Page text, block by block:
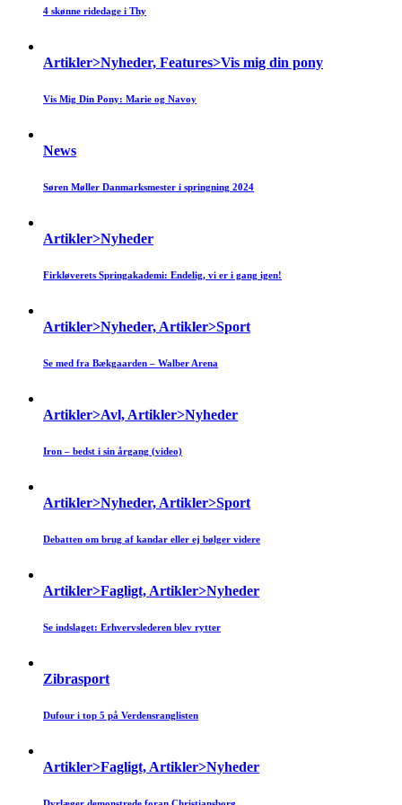
4 skønne ridedage i Thy
Artikler>Nyheder, Features>Vis mig din pony
Vis Mig Din Pony: Marie og Navoy
News
Søren Møller Danmarksmester i springning 2024
Artikler>Nyheder
Firkløverets Springakademi: Endelig, vi er i gang igen!
Artikler>Nyheder, Artikler>Sport
Se med fra Bækgaarden – Walber Arena
Artikler>Avl, Artikler>Nyheder
Iron – bedst i sin årgang (video)
Artikler>Nyheder, Artikler>Sport
Debatten om brug af kandar eller ej bølger videre
Artikler>Fagligt, Artikler>Nyheder
Se indslaget: Erhvervslederen blev rytter
Zibrasport
Dufour i top 5 på Verdensranglisten
Artikler>Fagligt, Artikler>Nyheder